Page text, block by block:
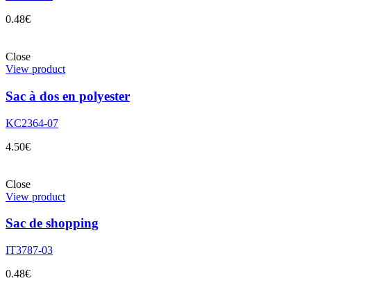
0.48€
Close
View product
Sac à dos en polyester
KC2364-07
4.50€
Close
View product
Sac de shopping
IT3787-03
0.48€